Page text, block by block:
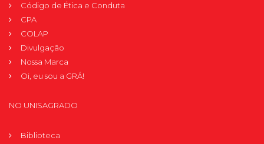
Código de Ética e Conduta
CPA
COLAP
Divulgação
Nossa Marca
Oi, eu sou a GRÁ!
NO UNISAGRADO
Biblioteca